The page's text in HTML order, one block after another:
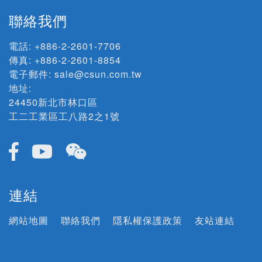
聯絡我們
電話: +886-2-2601-7706
傳真: +886-2-2601-8854
電子郵件: sale@csun.com.tw
地址:
24450新北市林口區
工二工業區工八路2之1號
連結
網站地圖 聯絡我們 隱私權保護政策 友站連結